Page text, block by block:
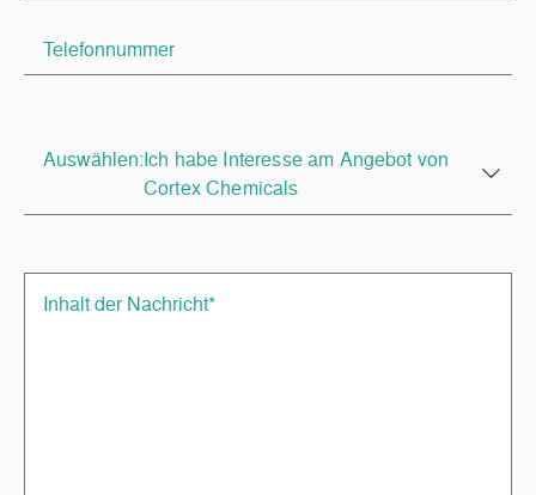
Auswählen:Ich habe Interesse am Angebot von
Cortex Chemicals